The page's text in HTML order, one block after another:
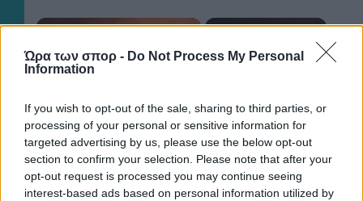
Ώρα των σπορ - Do Not Process My Personal
Information
If you wish to opt-out of the sale, sharing to third parties, or
processing of your personal or sensitive information for
targeted advertising by us, please use the below opt-out
section to confirm your selection. Please note that after your
opt-out request is processed you may continue seeing
interest-based ads based on personal information utilized by
×
Now Playing
"The situation is out of control": Greek firefighters battle wildfire for fourth day